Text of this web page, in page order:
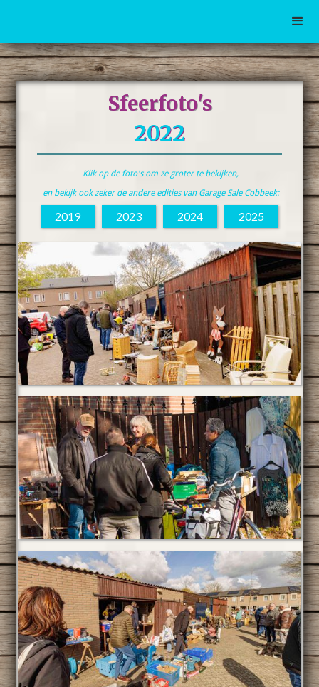
Sfeerfoto's
2022
Klik op de foto's om ze groter te bekijken,
en bekijk ook zeker de andere edities van Garage Sale Cobbeek:
2019 2023 2024 2025